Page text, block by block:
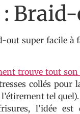
:
out super facile à
trouve tout
collés
tel quel).
l’idée est